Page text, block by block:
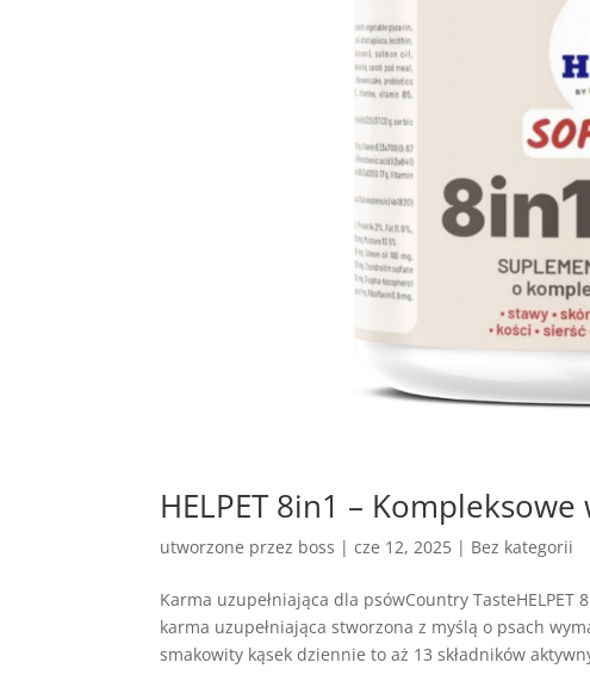
HELPET 8in1 –
utworzone przez boss |cze 12, 2025 | Bez kategorii
Karma uzupełniająca dla psówCountry TasteHELPET
karma uzupełniająca stworzona z myślą o psach
smakowity kąsek dziennie to aż 13 składników